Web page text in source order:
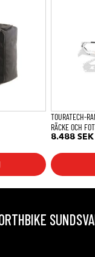
TOURATECH-
RÄCKE OCH
8.488 SEK